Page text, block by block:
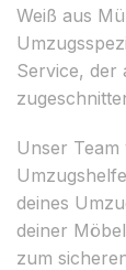
Weiß aus
Service, der
Unser
deines
deiner
zum